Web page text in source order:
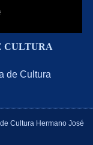
CULTURA
de Cultura
Cultura Hermano José